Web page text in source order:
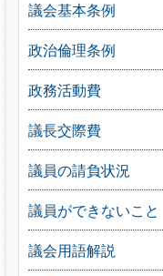
議会基本条例
政治倫理条例
政務活動費
議長交際費
議員の請負状況
議員ができないこと
議会用語解説